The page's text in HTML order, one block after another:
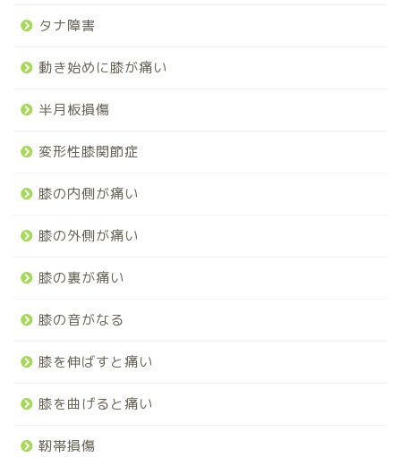
タナ障害
動き始めに膝が痛い
半月板損傷
変形性膝関節症
膝の内側が痛い
膝の外側が痛い
膝の裏が痛い
膝の音がなる
膝を伸ばすと痛い
膝を曲げると痛い
靭帯損傷